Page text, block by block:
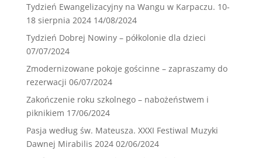
Tydzień Ewangelizacyjny na Wangu w Karpaczu. 10-
18 sierpnia 2024 14/08/2024
Tydzień Dobrej Nowiny – półkolonie dla dzieci
07/07/2024
Zmodernizowane pokoje gościnne – zapraszamy do
rezerwacji 06/07/2024
Zakończenie roku szkolnego – nabożeństwem i
piknikiem 17/06/2024
Pasja według św. Mateusza. XXXI Festiwal Muzyki
Dawnej Mirabilis 2024 02/06/2024